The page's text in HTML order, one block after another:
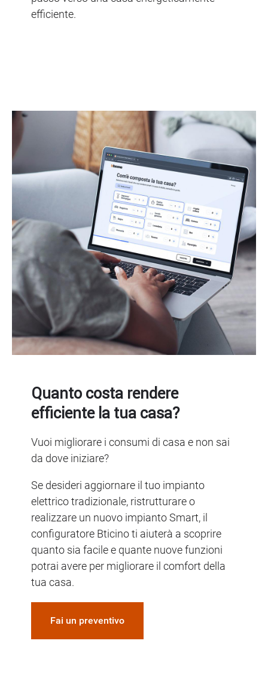
efficiente.
Quanto costa rendere
efficiente la tua casa?
Vuoi migliorare i consumi di casa e non sai
da dove iniziare?
Se desideri aggiornare il tuo impianto
elettrico tradizionale, ristrutturare o
realizzare un nuovo impianto Smart, il
configuratore Bticino ti aiuterà a scoprire
quanto sia facile e quante nuove funzioni
potrai avere per migliorare il comfort della
tua casa.
Fai un preventivo